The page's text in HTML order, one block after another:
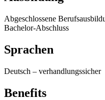
Abgeschlossene
Bachelor-Abschluss
Sprachen
Deutsch – verhandlungssicher
Benefits